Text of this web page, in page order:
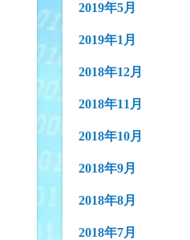
2019年5月
2019年1月
2018年12月
2018年11月
2018年10月
2018年9月
2018年8月
2018年7月